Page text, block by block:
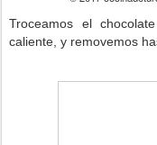
Troceamos el
caliente, y removemos